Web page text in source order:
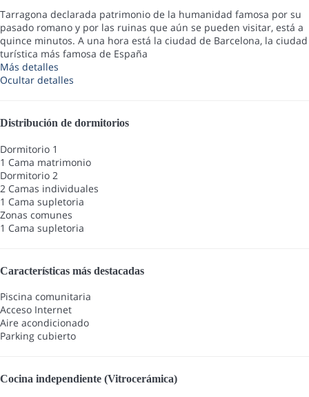
Tarragona declarada patrimonio de la humanidad famosa por su
pasado romano y por las ruinas que aún se pueden visitar, está a
quince minutos. A una hora está la ciudad de Barcelona, la ciudad
turística más famosa de España
Más detalles
Ocultar detalles
Distribución de dormitorios
Dormitorio 1
1 Cama matrimonio
Dormitorio 2
2 Camas individuales
1 Cama supletoria
Zonas comunes
1 Cama supletoria
Características más destacadas
Piscina comunitaria
Acceso Internet
Aire acondicionado
Parking cubierto
Cocina independiente (Vitrocerámica)